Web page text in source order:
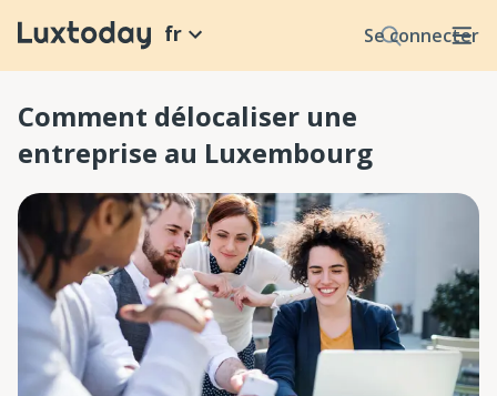
Se connecter
fr
Comment délocaliser une
entreprise au Luxembourg